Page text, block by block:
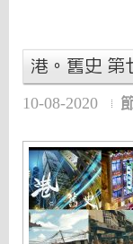
港。舊史 第
10-08-2020